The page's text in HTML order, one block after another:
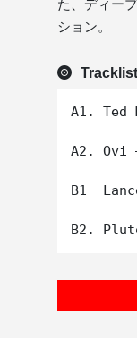
た、ディー
ション。
Tracklist
A1. Ted
A2. Ovi
B1